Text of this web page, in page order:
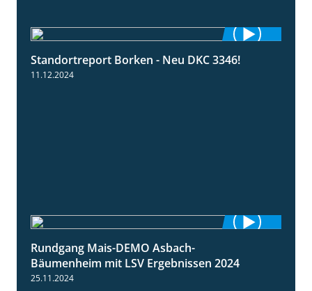
1:38
Standortreport Borken - Neu DKC 3346!
11.12.2024
Rundgang Mais-DEMO Asbach-
Bäumenheim mit LSV Ergebnissen 2024
25.11.2024